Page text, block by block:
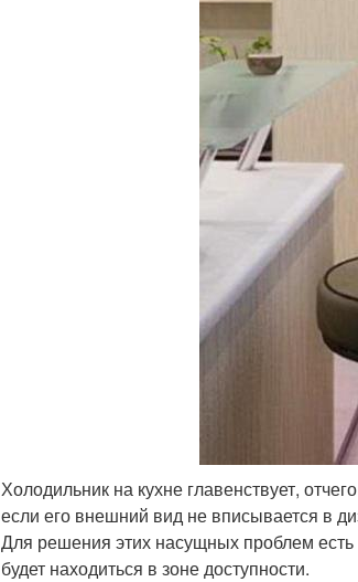
Холодильник на кухне главенствует,
если его внешний вид не вписывается в
Для решения этих насущных проблем есть
будет находиться в зоне доступности.